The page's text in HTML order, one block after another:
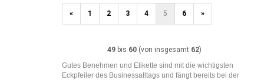
« 1 2 3 4 5 6 »
49bis 60(von insgesamt 62)
Gutes Benehmen und Etikette sind mit die wichtigsten
Eckpfeiler des Businessalltags und fängt bereits bei der